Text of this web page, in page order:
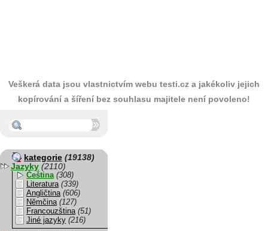
Veškerá data jsou vlastnictvím webu testi.cz a jakékoliv jejich
kopírování a šíření bez souhlasu majitele není povoleno!
kategorie (19138)
Jazyky (2110)
Čeština (308)
Literatura (339)
Angličtina (606)
Němčina (127)
Francouzština (51)
Jiné jazyky (216)